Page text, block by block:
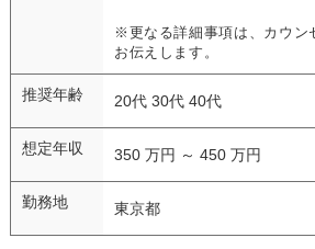
※更なる詳細事項は、カウン
お伝えします。
推奨年齢 20代 30代 40代
想定年収 350 万円 ～ 450 万円
勤務地 東京都